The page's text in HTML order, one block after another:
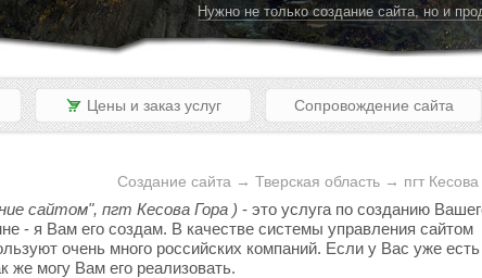
Нужно не только создание сайта, но и
Цены и заказ услуг Сопровождение сайта
Создание сайта → Тверская область → пгт Кесова
сайтом", пгт Кесова Гора ) - это услуга по созданию
- я Вам его создам. В качестве системы управления сайтом
очень много российских компаний. Если у Вас уже есть
же могу Вам его реализовать.